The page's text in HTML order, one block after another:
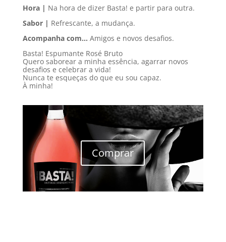
Hora | Na hora de dizer Basta! e partir para outra.
Sabor | Refrescante, a mudança.
Acompanha com… Amigos e novos desafios.
Basta! Espumante Rosé Bruto
Quero saborear a minha essência, agarrar novos
desafios e celebrar a vida!
Nunca te esqueças do que eu sou capaz.
À minha!
Comprar